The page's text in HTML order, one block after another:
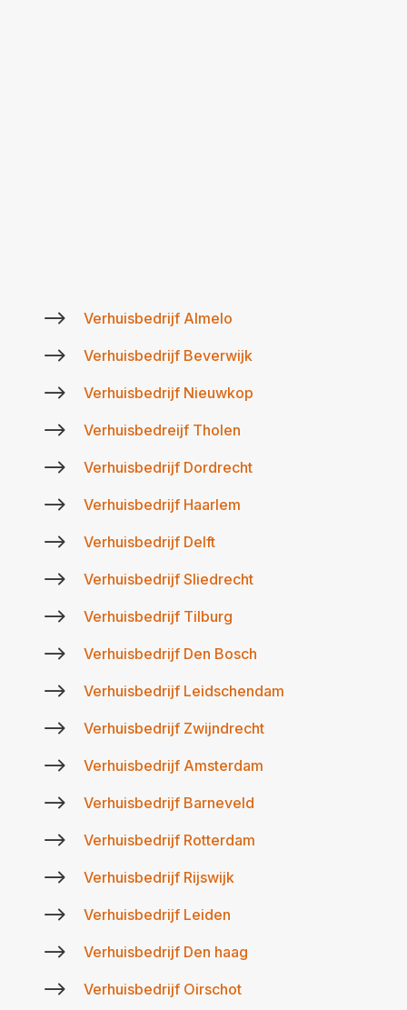
$ Verhuisbedrijf Almelo
$ Verhuisbedrijf Beverwijk
$ Verhuisbedrijf Nieuwkop
$ Verhuisbedreijf Tholen
$ Verhuisbedrijf Dordrecht
$ Verhuisbedrijf Haarlem
$ Verhuisbedrijf Delft
$ Verhuisbedrijf Sliedrecht
$ Verhuisbedrijf Tilburg
$ Verhuisbedrijf Den Bosch
$ Verhuisbedrijf Leidschendam
$ Verhuisbedrijf Zwijndrecht
$ Verhuisbedrijf Amsterdam
$ Verhuisbedrijf Barneveld
$ Verhuisbedrijf Rotterdam
$ Verhuisbedrijf Rijswijk
$ Verhuisbedrijf Leiden
$ Verhuisbedrijf Den haag
$ Verhuisbedrijf Oirschot